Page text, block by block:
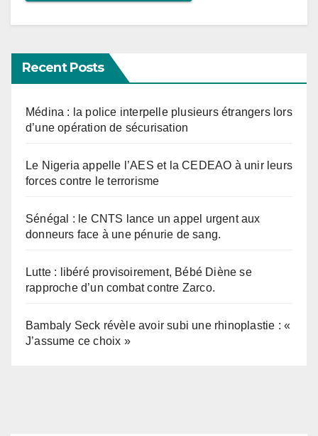
Recent Posts
Médina : la police interpelle plusieurs étrangers lors
d’une opération de sécurisation
Le Nigeria appelle l’AES et la CEDEAO à unir leurs
forces contre le terrorisme
Sénégal : le CNTS lance un appel urgent aux
donneurs face à une pénurie de sang.
Lutte : libéré provisoirement, Bébé Diène se
rapproche d’un combat contre Zarco.
Bambaly Seck révèle avoir subi une rhinoplastie : «
J’assume ce choix »